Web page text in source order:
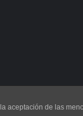
aceptación de las